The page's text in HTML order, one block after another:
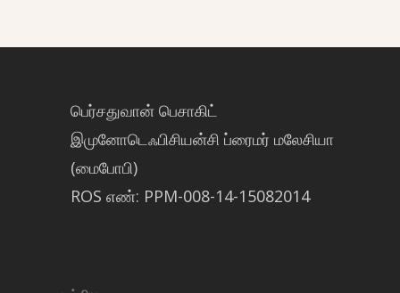
பெர்சதுவான் பெசாகிட்
இமுனோடெஃபிசியன்சி ப்ரைமர் மலேசியா
(மைபோபி)
ROS எண்: PPM-008-14-15082014